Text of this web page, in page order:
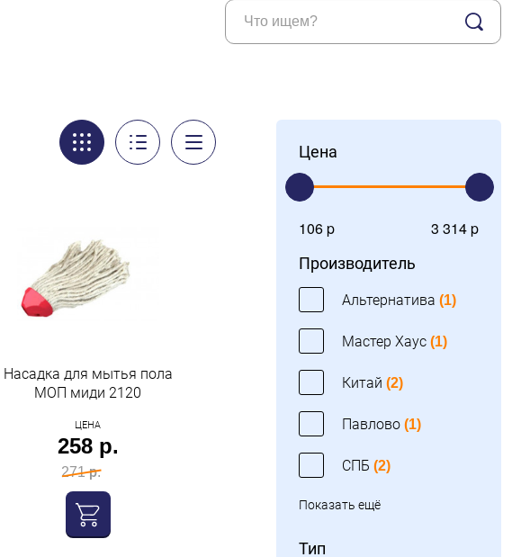
Цена
106 p 3 314 p
Производитель
Альтернатива (1)
Мастер Хаус (1)
Китай (2)
Павлово (1)
СПБ (2)
Показать ещё
Тип
Насадка для мытья пола
МОП миди 2120
ЦЕНА
258 р.
271 р.